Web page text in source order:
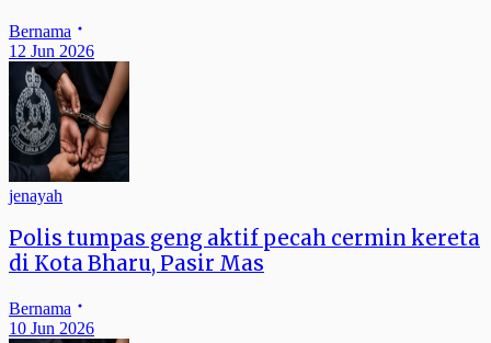
Bernama
12 Jun 2026
jenayah
Polis tumpas geng aktif pecah cermin kereta
di Kota Bharu, Pasir Mas
Bernama
10 Jun 2026